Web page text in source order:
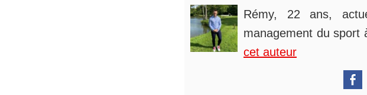
Rémy, 22 ans,
management du sport
cet auteur